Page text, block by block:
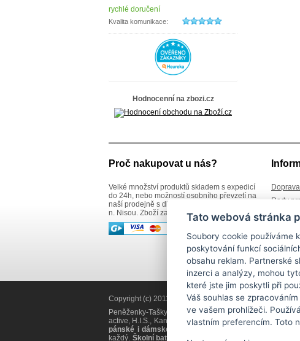
herlitz
Hide&Stitches
Jack Wolfskin
Kristy.X
Lagen
Le Sands
Mustang
New Bags
New bags leather
New Wave
NITRO
Noelia Bolger
Old River
Old West
Osprey
Reisenthel + Knirps
Samsonite
Sára
SEGALI
rychlé doručení
Kvalita komunikace:
Hodnocenní na zbozi.cz
Proč nakupovat u nás?
Velké množství produktů skladem s expedicí
do 24h, nebo možností osobního převzetí na
naší prodejně s dlouholetou tradicí v Jablonci
n. Nisou. Zboží zasíláme též na Slovensko.
Rady
Články
Kontakt
Copyright (c) 2011 Kožené zboží SÁRA Jablonec nad
Peněženky-Tašky.cz - prodejna koženého zboží SÁRA
active, H.I.S., Kangaroos, O´neill, Vaude, RuMe, Loap,
pánské i dámské peněženky
všech materiálů, kožené
každý. Školní batohy pro žáky a studenty střední i
Tato webová stránka
Soubory cookie používáme
poskytování funkcí
obsahu reklam. Partnerské
inzerci a analýzy, mohou
které jste jim poskytli při
Váš souhlas se
ve vašem prohlížeči.
vlastním preferencím. Toto